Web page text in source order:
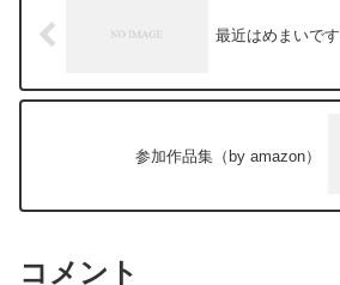
最近はめまいです
参加作品集（by amazon）
コメント